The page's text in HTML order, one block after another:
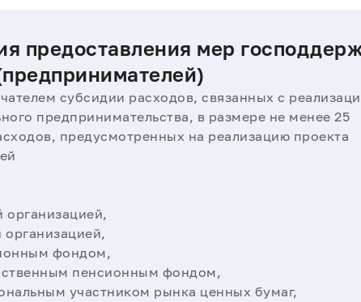
предоставления мер
субсидии расходов, связанных с
предпринимательства, в размере не менее 25
предусмотренных на реализацию проекта
организацией,
организацией,
фондом,
пенсионным фондом,
участником рынка ценных бумаг,